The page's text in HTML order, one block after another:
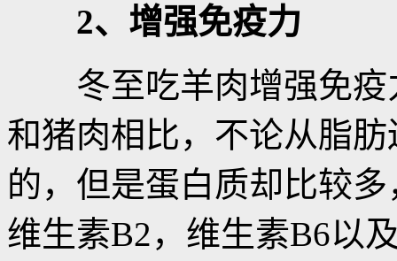
2、增强免疫力
冬至吃羊肉增强免疫
和猪肉相比，不论从脂
的，但是蛋白质却比较
维生素B2，维生素B6以